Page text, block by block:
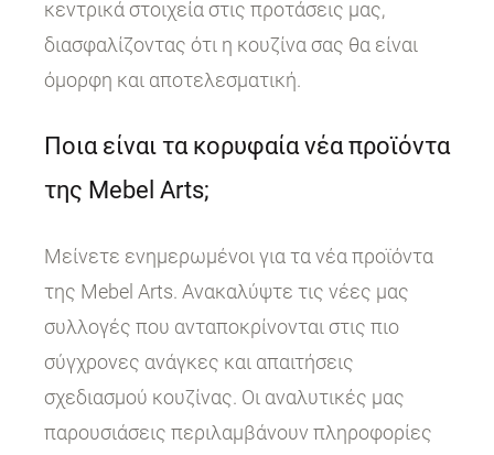
κεντρικά στοιχεία στις προτάσεις μας,
διασφαλίζοντας ότι η κουζίνα σας θα είναι
όμορφη και αποτελεσματική.
Ποια είναι τα κορυφαία νέα προϊόντα
της Mebel Arts;
Μείνετε ενημερωμένοι για τα νέα προϊόντα
της Mebel Arts. Ανακαλύψτε τις νέες μας
συλλογές που ανταποκρίνονται στις πιο
σύγχρονες ανάγκες και απαιτήσεις
σχεδιασμού κουζίνας. Οι αναλυτικές μας
παρουσιάσεις περιλαμβάνουν πληροφορίες